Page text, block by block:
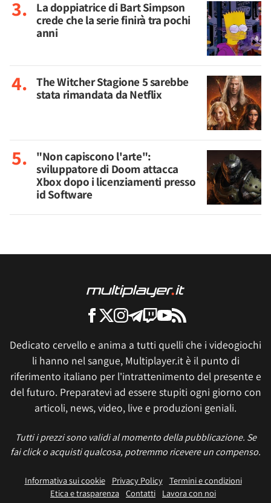
La doppiatrice di Bart Simpson
crede che la serie finirà tra pochi
anni
The Witcher Stagione 5 sarebbe
stata rimandata da Netflix
"Non capiscono l'arte":
sviluppatore di Doom attacca
Xbox dopo i licenziamenti presso
id Software
Dedicato cervello e anima a tutti quelli che i videogiochi
li hanno nel sangue, Multiplayer.it è il punto di
riferimento italiano per l'intrattenimento del presente e
del futuro. Preparatevi ad essere stupiti ogni giorno con
articoli, news, video, live e produzioni geniali.
Tutti i prezzi sono validi al momento della pubblicazione. Se
fai click o acquisti qualcosa, potremmo ricevere un compenso.
Informativa sui cookie Privacy Policy
Termini e condizioni
Etica e trasparenza Contatti Lavora con noi